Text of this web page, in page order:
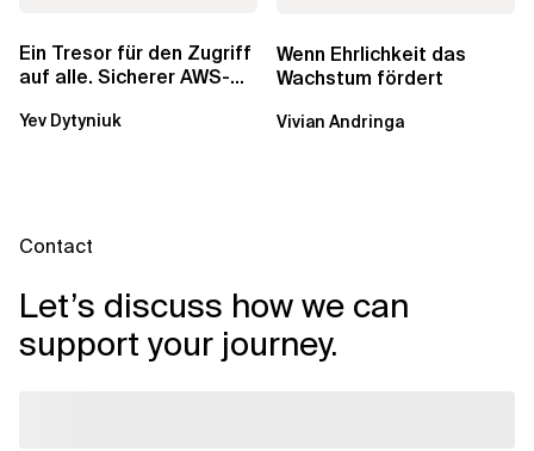
Ein Tresor für den Zugriff
auf alle. Sicherer AWS-
Konten
Yev Dytyniuk
Wenn Ehrlichkeit das
Wachstum fördert
Vivian Andringa
Contact
Let’s discuss how we can
support your journey.